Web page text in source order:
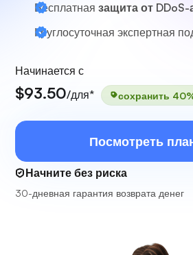
Бесплатная защита от DDoS-
Круглосуточная экспертная
Начинается с
$93.50/для* сохранить
Посмотреть
Начните без риска
30-дневная гарантия возврата денег